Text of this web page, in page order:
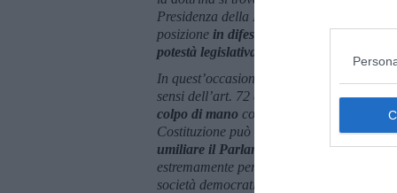
Presidenza della Repubblica, Corte
posizione in difesa del Parlamentoe delle
potestà legislativa
In quest’occasione la violazione è del
sensi dell’art. 72 della Costituzione era
colpo di mano con cui il Governo si è
Costituzione può svolgere solo in casi
umiliare il Parlamento
e i cittadini da
estremamente pericoloso di
società democratica. Ed è motivo di